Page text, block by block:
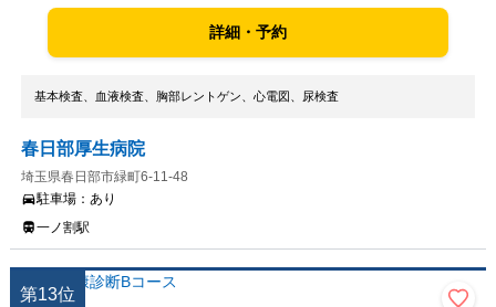
詳細・予約
基本検査、血液検査、胸部レントゲン、心電図、尿検査
春日部厚生病院
埼玉県春日部市緑町6-11-48
駐車場： あり
一ノ割駅
第13位